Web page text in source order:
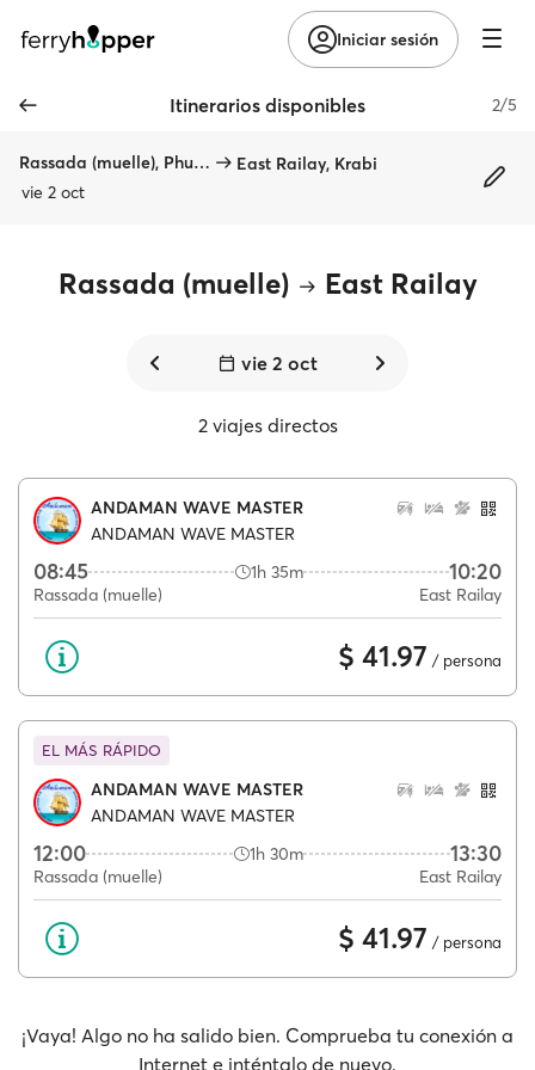
Iniciar sesión
Itinerarios disponibles 2/5
Rassada (muelle), Phuket
East Railay, Krabi
vie 2 oct
Rassada (muelle) East Railay
vie 2 oct
2 viajes directos
ANDAMAN WAVE MASTER
ANDAMAN WAVE MASTER
08:45 1h 35m 10:20
Rassada (muelle) East Railay
$ 41.97 / persona
EL MÁS RÁPIDO
ANDAMAN WAVE MASTER
ANDAMAN WAVE MASTER
12:00 1h 30m 13:30
Rassada (muelle) East Railay
$ 41.97 / persona
¡Vaya! Algo no ha salido bien. Comprueba tu conexión a
Internet e inténtalo de nuevo.